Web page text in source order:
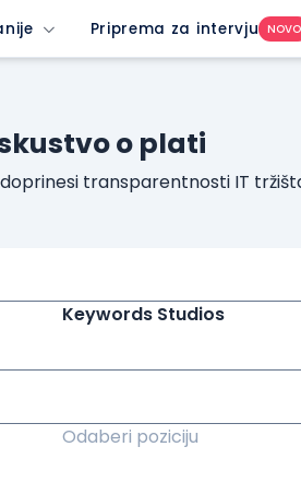
Priprema za intervju NOVO
o plati
transparentnosti IT
Keywords Studios
Odaberi poziciju